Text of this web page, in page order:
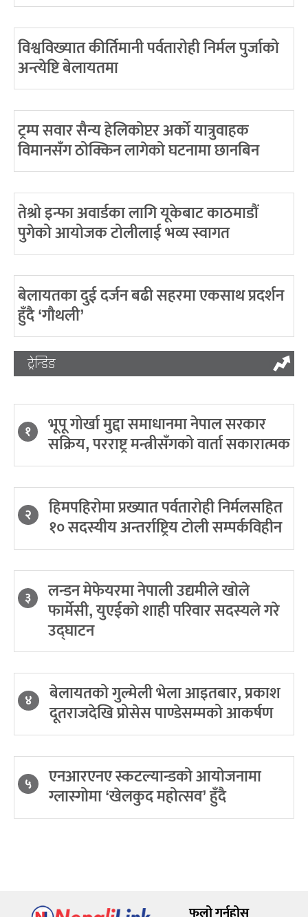
विश्वविख्यात कीर्तिमानी पर्वतारोही निर्मल पुर्जाको
अन्त्येष्टि बेलायतमा
ट्रम्प सवार सैन्य हेलिकोप्टर अर्को यात्रुवाहक
विमानसँग ठोक्किन लागेको घटनामा छानबिन
तेश्रो इन्फा अवार्डका लागि यूकेबाट काठमाडौं
पुगेको आयोजक टोलीलाई भव्य स्वागत
बेलायतका दुई दर्जन बढी सहरमा एकसाथ प्रदर्शन
हुँदै ‘गौथली’
ट्रेन्डिङ
१ भूपू गोर्खा मुद्दा समाधानमा नेपाल सरकार
सक्रिय, परराष्ट्र मन्त्रीसँगको वार्ता सकारात्मक
२ हिमपहिरोमा प्रख्यात पर्वतारोही निर्मलसहित
१० सदस्यीय अन्तर्राष्ट्रिय टोली सम्पर्कविहीन
३ लन्डन मेफेयरमा नेपाली उद्यमीले खोले
फार्मेसी, युएईको शाही परिवार सदस्यले गरे
उद्घाटन
४ बेलायतको गुल्मेली भेला आइतबार, प्रकाश
दूतराजदेखि प्रोसेस पाण्डेसम्मको आकर्षण
५ एनआरएनए स्कटल्यान्डको आयोजनामा
ग्लास्गोमा ‘खेलकुद महोत्सव’ हुँदै